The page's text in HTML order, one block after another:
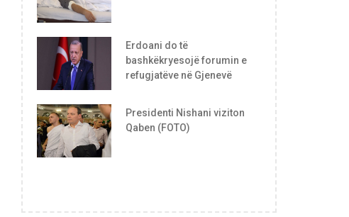
Erdoani do të
bashkëkryesojë forumin e
refugjatëve në Gjenevë
Presidenti Nishani viziton
Qaben (FOTO)